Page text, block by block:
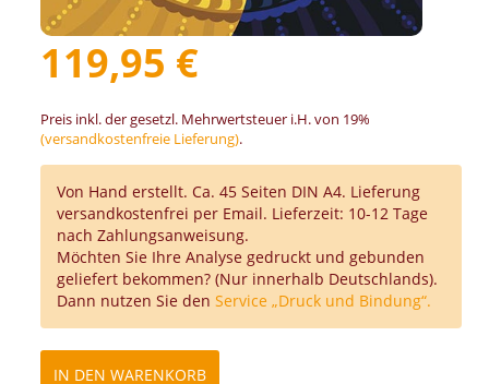
119,95 €
Preis inkl. der gesetzl. Mehrwertsteuer i.H. von 19%
(versandkostenfreie Lieferung).
Von Hand erstellt. Ca. 45 Seiten DIN A4. Lieferung
versandkostenfrei per Email. Lieferzeit: 10-12 Tage
nach Zahlungsanweisung.
Möchten Sie Ihre Analyse gedruckt und gebunden
geliefert bekommen? (Nur innerhalb Deutschlands).
Dann nutzen Sie den Service „Druck und Bindung“.